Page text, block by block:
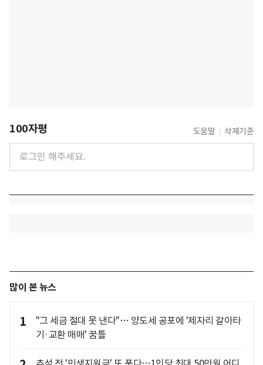
100자평 도움말 삭제기준
많이 본 뉴스
1
"그 세금 절대 못 낸다"… 양도세 공포에 '제자리 갈아타
기·교환 매매' 꿈틀